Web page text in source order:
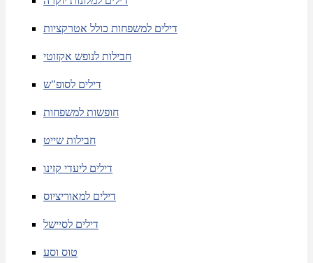
דילים למשפחות כולל אטרקציות
חבילות לנופש אקזוטי
דילים לסופ"ש
חופשות למשפחות
חבילות שייט
דילים ליעדי קזינו
דילים למאוריציוס
דילים לסיישל
טוס וסע